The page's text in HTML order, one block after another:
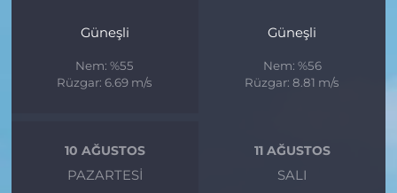
Güneşli
Nem: %55
Rüzgar: 6.69 m/s
Güneşli
Nem: %56
Rüzgar: 8.81 m/s
10 AĞUSTOS
PAZARTESI
11 AĞUSTOS
SALI